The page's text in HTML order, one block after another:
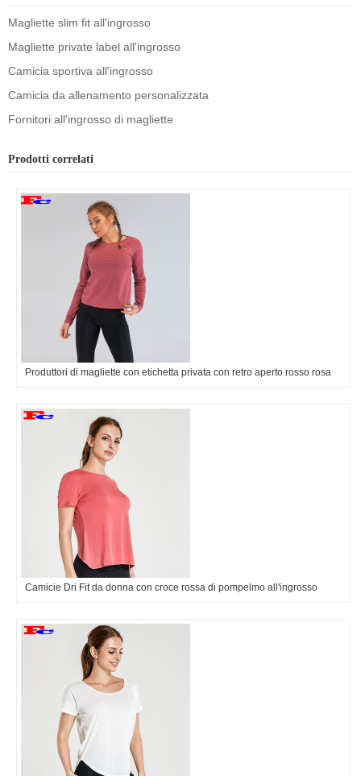
Magliette slim fit all'ingrosso
Magliette private label all'ingrosso
Camicia sportiva all'ingrosso
Camicia da allenamento personalizzata
Fornitori all'ingrosso di magliette
Prodotti correlati
Produttori di magliette con etichetta privata con retro aperto rosso rosa
Camicie Dri Fit da donna con croce rossa di pompelmo all'ingrosso